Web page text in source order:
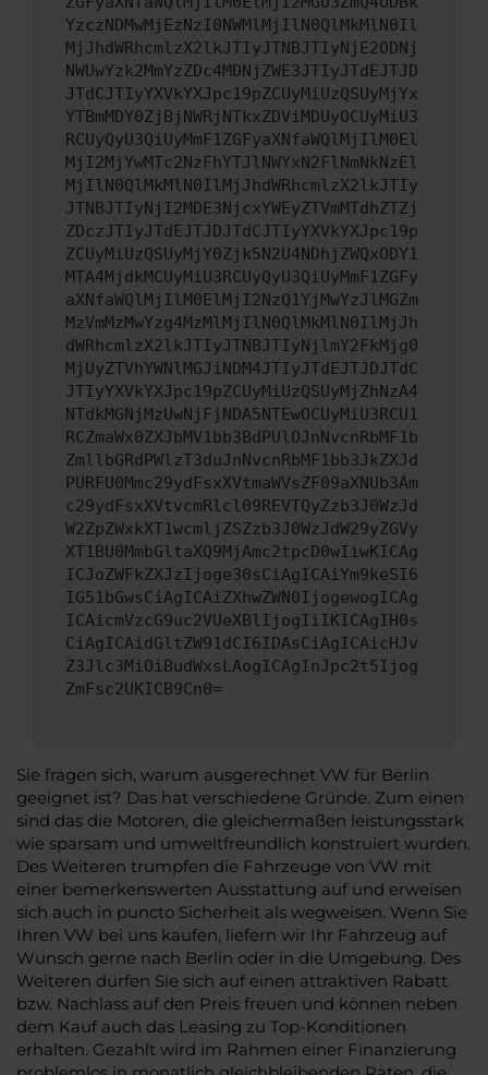
YzczNDMwMjEzNzI0NWMlMjIlN0QlMkMlN0Il
MjJhdWRhcmlzX2lkJTIyJTNBJTIyNjE2ODNj
NWUwYzk2MmYzZDc4MDNjZWE3JTIyJTdEJTJD
JTdCJTIyYXVkYXJpc19pZCUyMiUzQSUyMjYx
YTBmMDY0ZjBjNWRjNTkxZDViMDUyOCUyMiU3
RCUyQyU3QiUyMmF1ZGFyaXNfaWQlMjIlM0El
MjI2MjYwMTc2NzFhYTJlNWYxN2FlNmNkNzEl
MjIlN0QlMkMlN0IlMjJhdWRhcmlzX2lkJTIy
JTNBJTIyNjI2MDE3NjcxYWEyZTVmMTdhZTZj
ZDczJTIyJTdEJTJDJTdCJTIyYXVkYXJpc19p
ZCUyMiUzQSUyMjY0Zjk5N2U4NDhjZWQxODY1
MTA4MjdkMCUyMiU3RCUyQyU3QiUyMmF1ZGFy
aXNfaWQlMjIlM0ElMjI2NzQ1YjMwYzJlMGZm
MzVmMzMwYzg4MzMlMjIlN0QlMkMlN0IlMjJh
dWRhcmlzX2lkJTIyJTNBJTIyNjlmY2FkMjg0
MjUyZTVhYWNlMGJiNDM4JTIyJTdEJTJDJTdC
JTIyYXVkYXJpc19pZCUyMiUzQSUyMjZhNzA4
NTdkMGNjMzUwNjFjNDA5NTEwOCUyMiU3RCU1
RCZmaWx0ZXJbMV1bb3BdPUlOJnNvcnRbMF1b
ZmllbGRdPWlzT3duJnNvcnRbMF1bb3JkZXJd
PURFU0Mmc29ydFsxXVtmaWVsZF09aXNUb3Am
c29ydFsxXVtvcmRlcl09REVTQyZzb3J0WzJd
W2ZpZWxkXT1wcmljZSZzb3J0WzJdW29yZGVy
XT1BU0MmbGltaXQ9MjAmc2tpcD0wIiwKICAg
ICJoZWFkZXJzIjoge30sCiAgICAiYm9keSI6
IG51bGwsCiAgICAiZXhwZWN0IjogewogICAg
ICAicmVzcG9uc2VUeXBlIjogIiIKICAgIH0s
CiAgICAidGltZW91dCI6IDAsCiAgICAicHJv
Z3Jlc3MiOiBudWxsLAogICAgInJpc2t5Ijog
ZmFsc2UKICB9Cn0=
Sie fragen sich, warum ausgerechnet VW für Berlin
geeignet ist? Das hat verschiedene Gründe. Zum einen
sind das die Motoren, die gleichermaßen leistungsstark
wie sparsam und umweltfreundlich konstruiert wurden.
Des Weiteren trumpfen die Fahrzeuge von VW mit
einer bemerkenswerten Ausstattung auf und erweisen
sich auch in puncto Sicherheit als wegweisen. Wenn Sie
Ihren VW bei uns kaufen, liefern wir Ihr Fahrzeug auf
Wunsch gerne nach Berlin oder in die Umgebung. Des
Weiteren dürfen Sie sich auf einen attraktiven Rabatt
bzw. Nachlass auf den Preis freuen und können neben
dem Kauf auch das Leasing zu Top-Konditionen
erhalten. Gezahlt wird im Rahmen einer Finanzierung